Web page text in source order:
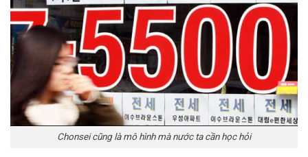
Chonsei cũng là mô hình mà nước ta cần học hỏi